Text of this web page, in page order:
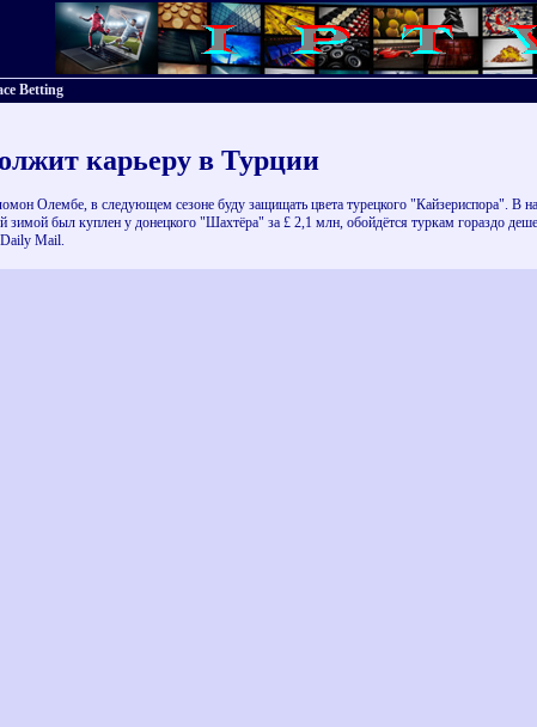
Betting
карьеру в Турции
Олембе, в следующем сезоне буду защищать цвета турецкого "Кайзериспора". В
был куплен у донецкого "Шахтёра" за £ 2,1 млн, обойдётся туркам гораздо
Daily Mail.